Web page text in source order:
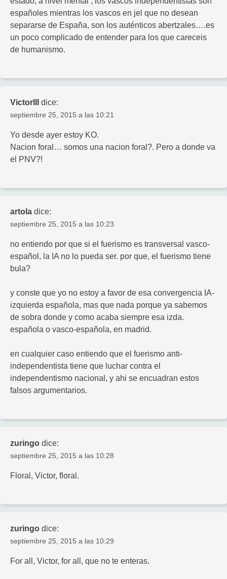
españoles mientras los vascos en jel que no desean
separarse de España, son los auténticos abertzales….es
un poco complicado de entender para los que careceis
de humanismo.
VictorIII dice:
septiembre 25, 2015 a las 10:21
Yo desde ayer estoy KO.
Nacion foral… somos una nacion foral?. Pero a donde va
el PNV?!
artola dice:
septiembre 25, 2015 a las 10:23
no entiendo por que si el fuerismo es transversal vasco-
español, la IA no lo pueda ser. por que, el fuerismo tiene
bula?
y conste que yo no estoy a favor de esa convergencia IA-
izquierda española, mas que nada porque ya sabemos
de sobra donde y como acaba siempre esa izda.
española o vasco-española, en madrid.
en cualquier caso entiendo que el fuerismo anti-
independentista tiene que luchar contra el
independentismo nacional, y ahi se encuadran estos
falsos argumentarios.
zuringo dice:
septiembre 25, 2015 a las 10:28
Floral, Victor, floral.
zuringo dice:
septiembre 25, 2015 a las 10:29
For all, Victor, for all, que no te enteras.